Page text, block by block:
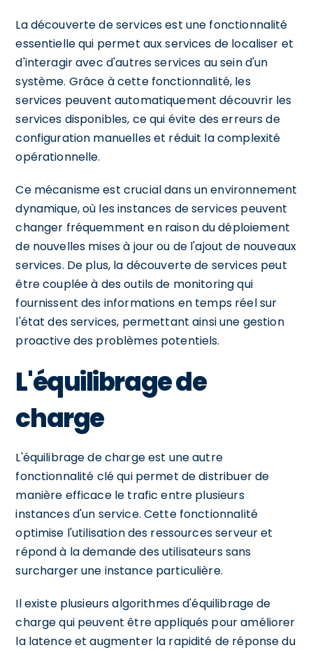
La découverte de services est une fonctionnalité
essentielle qui permet aux services de localiser et
d'interagir avec d'autres services au sein d'un
système. Grâce à cette fonctionnalité, les
services peuvent automatiquement découvrir les
services disponibles, ce qui évite des erreurs de
configuration manuelles et réduit la complexité
opérationnelle.
Ce mécanisme est crucial dans un environnement
dynamique, où les instances de services peuvent
changer fréquemment en raison du déploiement
de nouvelles mises à jour ou de l'ajout de nouveaux
services. De plus, la découverte de services peut
être couplée à des outils de monitoring qui
fournissent des informations en temps réel sur
l'état des services, permettant ainsi une gestion
proactive des problèmes potentiels.
L'équilibrage de
charge
L'équilibrage de charge est une autre
fonctionnalité clé qui permet de distribuer de
manière efficace le trafic entre plusieurs
instances d'un service. Cette fonctionnalité
optimise l'utilisation des ressources serveur et
répond à la demande des utilisateurs sans
surcharger une instance particulière.
Il existe plusieurs algorithmes d'équilibrage de
charge qui peuvent être appliqués pour améliorer
la latence et augmenter la rapidité de réponse du